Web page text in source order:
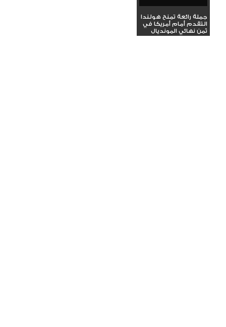
جملة رائعة تمنح هولندا
التقدم أمام أمريكا في
ثمن نهائي المونديال